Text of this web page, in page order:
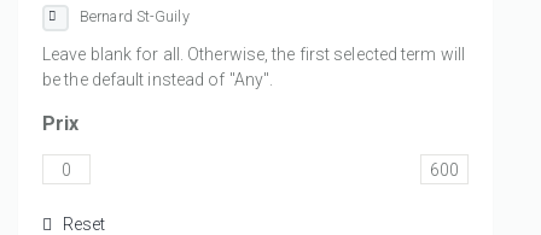
Bernard St-Guily
Leave blank for all. Otherwise, the first selected term will
be the default instead of "Any".
Prix